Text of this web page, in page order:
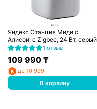
Яндекс Станция Миди с
Алисой, с Zigbee, 24 Вт, серый
1 отзыв
109 990₸
до 10 999
В корзину